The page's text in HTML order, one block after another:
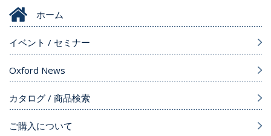
ホーム
イベント / セミナー
Oxford News
カタログ / 商品検索
ご購入について